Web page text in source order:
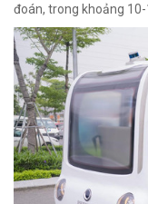
đoán, trong khoảng